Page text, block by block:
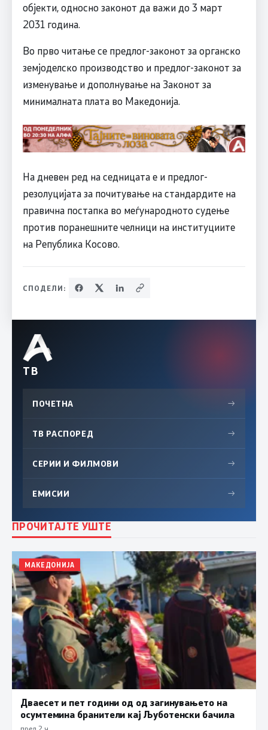
објекти, односно законот да важи до 3 март
2031 година.
Во прво читање се предлог-законот за органско
земјоделско производство и предлог-законот за
изменување и дополнување на Законот за
минималната плата во Македонија.
На дневен ред на седницата е и предлог-
резолуцијата за почитување на стандардите на
правична постапка во меѓународното судење
против поранешните челници на институциите
на Република Косово.
СПОДЕЛИ:
ТВ
ПОЧЕТНА →
ТВ РАСПОРЕД →
СЕРИИ И ФИЛМОВИ →
ЕМИСИИ →
ПРОЧИТАЈТЕ УШТЕ
МАКЕДОНИЈА
Дваесет и пет години од од загинувањето на
осумтемина бранители кај Љуботенски бачила